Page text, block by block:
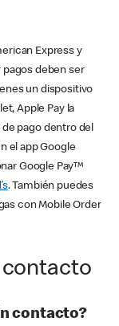
Express y
pagos deben ser
un dispositivo
Apple Pay la
pago dentro del
el app Google
Google Pay™
. También puedes
con Mobile Order
contacto
contacto?